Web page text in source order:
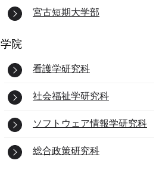
宮古短期大学部
院
看護学研究科
社会福祉学研究科
ソフトウェア情報学研究科
総合政策研究科